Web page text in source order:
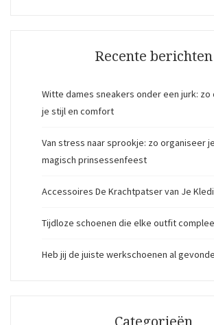
Recente berichten
Witte dames sneakers onder een jurk:
je stijl en comfort
Van stress naar sprookje: zo organiseer
magisch prinsessenfeest
Accessoires De Krachtpatser van Je
Tijdloze schoenen die elke outfit
Heb jij de juiste werkschoenen al